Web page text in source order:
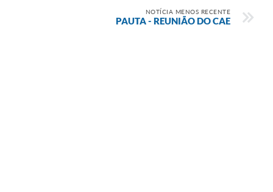
NOTÍCIA MENOS RECENTE
PAUTA - REUNIÃO DO CAE